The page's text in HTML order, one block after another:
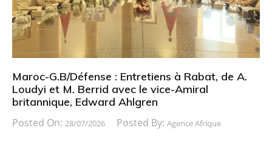
Maroc-G.B/Défense : Entretiens à Rabat, de A.
Loudyi et M. Berrid avec le vice-Amiral
britannique, Edward Ahlgren
Posted On: 28/07/2026 Posted By: Agence Afrique